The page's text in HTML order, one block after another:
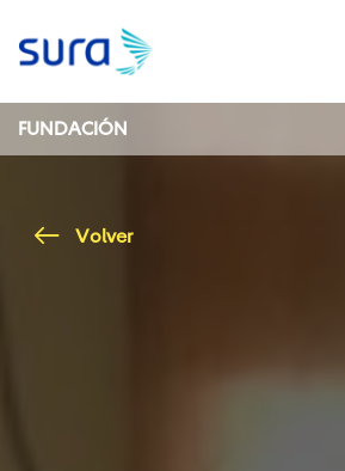
FUNDACIÓN
Volver